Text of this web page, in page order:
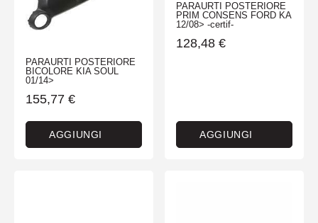
PARAURTI POSTERIORE
BICOLORE KIA SOUL
01/14>
155,77 €
AGGIUNGI
PARAURTI POSTERIORE
PRIM CONSENS FORD KA
12/08> -certif-
128,48 €
AGGIUNGI